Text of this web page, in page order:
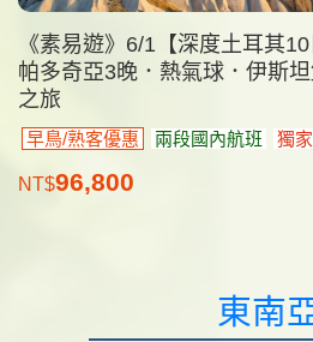
《素易遊》6/1【深度土耳其
帕多奇亞3晚．熱氣球．伊斯
之旅
早鳥/熟客優惠 兩段國內航班 獨
NT$96,800
東南